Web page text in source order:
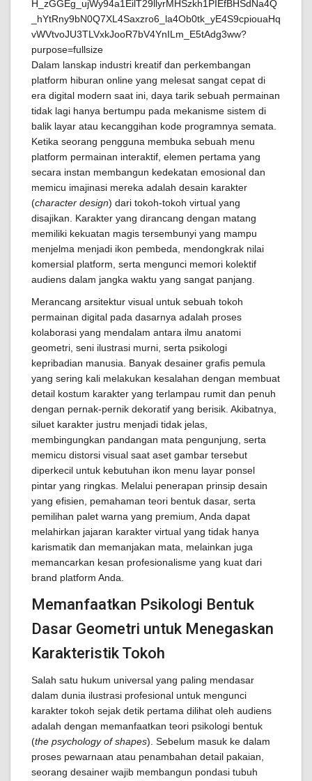
Dalam lanskap industri kreatif dan perkembangan
platform hiburan online yang melesat sangat cepat di
era digital modern saat ini, daya tarik sebuah permainan
tidak lagi hanya bertumpu pada mekanisme sistem di
balik layar atau kecanggihan kode programnya semata.
Ketika seorang pengguna membuka sebuah menu
platform permainan interaktif, elemen pertama yang
secara instan membangun kedekatan emosional dan
memicu imajinasi mereka adalah desain karakter
(character design) dari tokoh-tokoh virtual yang
disajikan. Karakter yang dirancang dengan matang
memiliki kekuatan magis tersembunyi yang mampu
menjelma menjadi ikon pembeda, mendongkrak nilai
komersial platform, serta mengunci memori kolektif
audiens dalam jangka waktu yang sangat panjang.
Merancang arsitektur visual untuk sebuah tokoh
permainan digital pada dasarnya adalah proses
kolaborasi yang mendalam antara ilmu anatomi
geometri, seni ilustrasi murni, serta psikologi
kepribadian manusia. Banyak desainer grafis pemula
yang sering kali melakukan kesalahan dengan membuat
detail kostum karakter yang terlampau rumit dan penuh
dengan pernak-pernik dekoratif yang berisik. Akibatnya,
siluet karakter justru menjadi tidak jelas,
membingungkan pandangan mata pengunjung, serta
memicu distorsi visual saat aset gambar tersebut
diperkecil untuk kebutuhan ikon menu layar ponsel
pintar yang ringkas. Melalui penerapan prinsip desain
yang efisien, pemahaman teori bentuk dasar, serta
pemilihan palet warna yang premium, Anda dapat
melahirkan jajaran karakter virtual yang tidak hanya
karismatik dan memanjakan mata, melainkan juga
memancarkan kesan profesionalisme yang kuat dari
brand platform Anda.
Memanfaatkan Psikologi Bentuk
Dasar Geometri untuk Menegaskan
Karakteristik Tokoh
Salah satu hukum universal yang paling mendasar
dalam dunia ilustrasi profesional untuk mengunci
karakter tokoh sejak detik pertama dilihat oleh audiens
adalah dengan memanfaatkan teori psikologi bentuk
(the psychology of shapes). Sebelum masuk ke dalam
proses pewarnaan atau penambahan detail pakaian,
seorang desainer wajib membangun pondasi tubuh